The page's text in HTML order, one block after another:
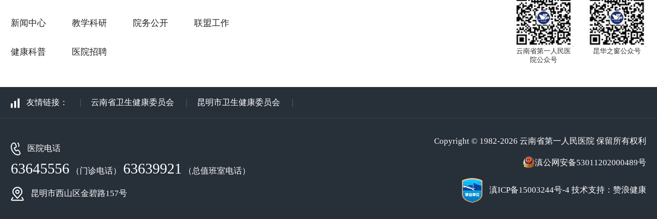
新闻中心 教学科研 院务公开 联盟工作
健康科普 医院招聘
云南省第一人民医
院公众号
昆华之窗公众号
友情链接： | 云南省卫生健康委员会 | 昆明市卫生健康委员会 |
医院电话
63645556 （门诊电话） 63639921 （总值班室电话）
昆明市西山区金碧路157号
Copyright © 1982-2026 云南省第一人民医院 保留所有权利
滇公网安备53011202000489号
滇ICP备15003244号-4 技术支持：赞浪健康